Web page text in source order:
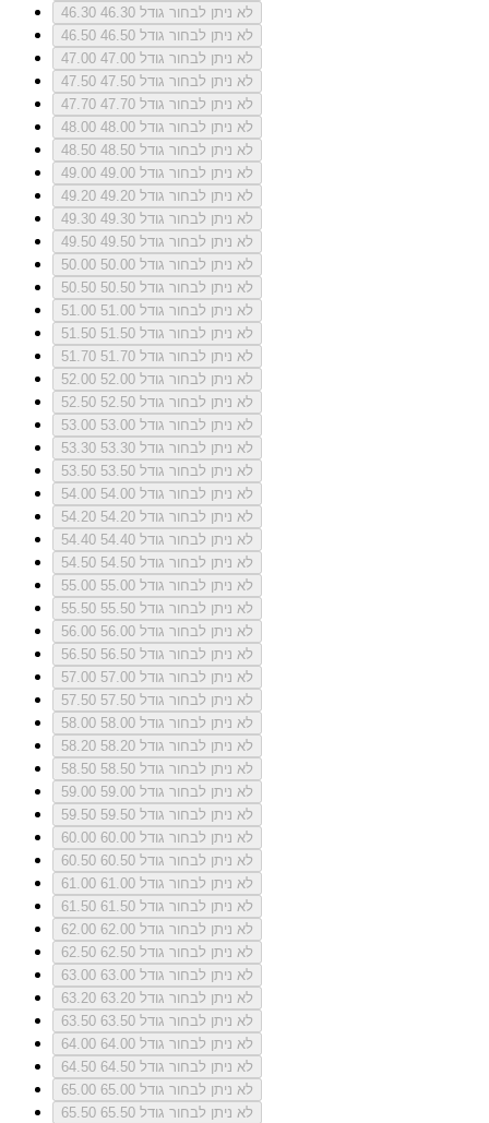
46.30
לא ניתן לבחור גודל 46.30
46.50
לא ניתן לבחור גודל 46.50
47.00
לא ניתן לבחור גודל 47.00
47.50
לא ניתן לבחור גודל 47.50
47.70
לא ניתן לבחור גודל 47.70
48.00
לא ניתן לבחור גודל 48.00
48.50
לא ניתן לבחור גודל 48.50
49.00
לא ניתן לבחור גודל 49.00
49.20
לא ניתן לבחור גודל 49.20
49.30
לא ניתן לבחור גודל 49.30
49.50
לא ניתן לבחור גודל 49.50
50.00
לא ניתן לבחור גודל 50.00
50.50
לא ניתן לבחור גודל 50.50
51.00
לא ניתן לבחור גודל 51.00
51.50
לא ניתן לבחור גודל 51.50
51.70
לא ניתן לבחור גודל 51.70
52.00
לא ניתן לבחור גודל 52.00
52.50
לא ניתן לבחור גודל 52.50
53.00
לא ניתן לבחור גודל 53.00
53.30
לא ניתן לבחור גודל 53.30
53.50
לא ניתן לבחור גודל 53.50
54.00
לא ניתן לבחור גודל 54.00
54.20
לא ניתן לבחור גודל 54.20
54.40
לא ניתן לבחור גודל 54.40
54.50
לא ניתן לבחור גודל 54.50
55.00
לא ניתן לבחור גודל 55.00
55.50
לא ניתן לבחור גודל 55.50
56.00
לא ניתן לבחור גודל 56.00
56.50
לא ניתן לבחור גודל 56.50
57.00
לא ניתן לבחור גודל 57.00
57.50
לא ניתן לבחור גודל 57.50
58.00
לא ניתן לבחור גודל 58.00
58.20
לא ניתן לבחור גודל 58.20
58.50
לא ניתן לבחור גודל 58.50
59.00
לא ניתן לבחור גודל 59.00
59.50
לא ניתן לבחור גודל 59.50
60.00
לא ניתן לבחור גודל 60.00
60.50
לא ניתן לבחור גודל 60.50
61.00
לא ניתן לבחור גודל 61.00
61.50
לא ניתן לבחור גודל 61.50
62.00
לא ניתן לבחור גודל 62.00
62.50
לא ניתן לבחור גודל 62.50
63.00
לא ניתן לבחור גודל 63.00
63.20
לא ניתן לבחור גודל 63.20
63.50
לא ניתן לבחור גודל 63.50
64.00
לא ניתן לבחור גודל 64.00
64.50
לא ניתן לבחור גודל 64.50
65.00
לא ניתן לבחור גודל 65.00
65.50
לא ניתן לבחור גודל 65.50